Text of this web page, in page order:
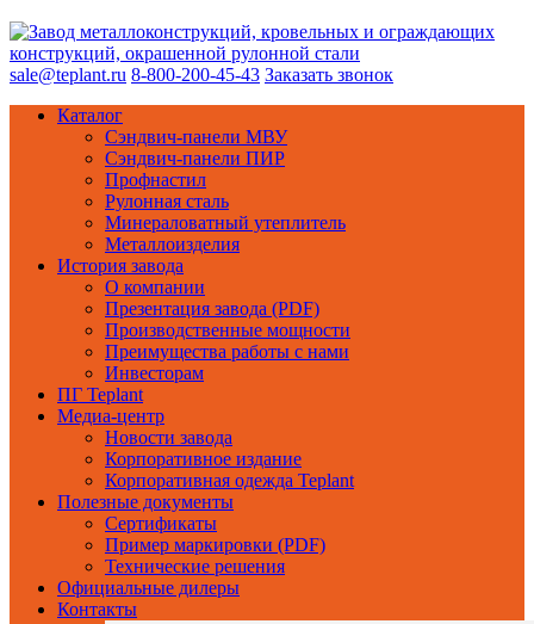
sale@teplant.ru 8-800-200-45-43 Заказать звонок
Каталог
Сэндвич-панели МВУ
Сэндвич-панели ПИР
Профнастил
Рулонная сталь
Минераловатный утеплитель
Металлоизделия
История завода
О компании
Презентация завода (PDF)
Производственные мощности
Преимущества работы с нами
Инвесторам
ПГ Teplant
Медиа-центр
Новости завода
Корпоративное издание
Корпоративная одежда Teplant
Полезные документы
Сертификаты
Пример маркировки (PDF)
Технические решения
Официальные дилеры
Контакты